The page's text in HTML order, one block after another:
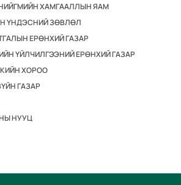
ХАМГААЛЛЫН ЯАМ
ҮНДЭСНИЙ ЗӨВЛӨЛ
ЕРӨНХИЙ ГАЗАР
ҮЙЛЧИЛГЭЭНИЙ ЕРӨНХИЙ ГАЗАР
ХОРОО
ГАЗАР
НУУЦ